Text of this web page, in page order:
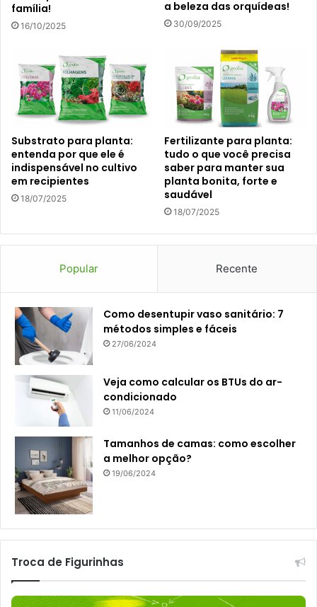
família!
16/10/2025
a beleza das orquídeas!
30/09/2025
Substrato para planta:
entenda por que ele é
indispensável no cultivo
em recipientes
18/07/2025
Fertilizante para planta:
tudo o que você precisa
saber para manter sua
planta bonita, forte e
saudável
18/07/2025
Popular Recente
Como desentupir vaso sanitário: 7
métodos simples e fáceis
27/06/2024
Veja como calcular os BTUs do ar-
condicionado
11/06/2024
Tamanhos de camas: como escolher
a melhor opção?
19/06/2024
Troca de Figurinhas